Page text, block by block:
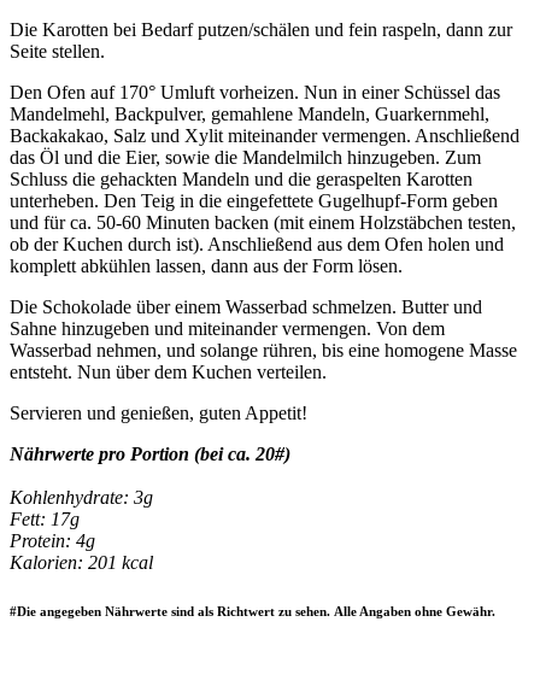
Die Karotten bei Bedarf putzen/schälen und fein raspeln, dann zur
Seite stellen.
Den Ofen auf 170° Umluft vorheizen. Nun in einer Schüssel das
Mandelmehl, Backpulver, gemahlene Mandeln, Guarkernmehl,
Backakakao, Salz und Xylit miteinander vermengen. Anschließend
das Öl und die Eier, sowie die Mandelmilch hinzugeben. Zum
Schluss die gehackten Mandeln und die geraspelten Karotten
unterheben. Den Teig in die eingefettete Gugelhupf-Form geben
und für ca. 50-60 Minuten backen (mit einem Holzstäbchen testen,
ob der Kuchen durch ist). Anschließend aus dem Ofen holen und
komplett abkühlen lassen, dann aus der Form lösen.
Die Schokolade über einem Wasserbad schmelzen. Butter und
Sahne hinzugeben und miteinander vermengen. Von dem
Wasserbad nehmen, und solange rühren, bis eine homogene Masse
entsteht. Nun über dem Kuchen verteilen.
Servieren und genießen, guten Appetit!
Nährwerte pro Portion (bei ca. 20#)
Kohlenhydrate: 3g
Fett: 17g
Protein: 4g
Kalorien: 201 kcal
#Die angegeben Nährwerte sind als Richtwert zu sehen. Alle Angaben ohne Gewähr.